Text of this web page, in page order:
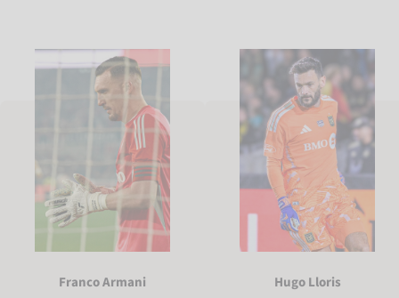
Franco Armani
Hugo Lloris